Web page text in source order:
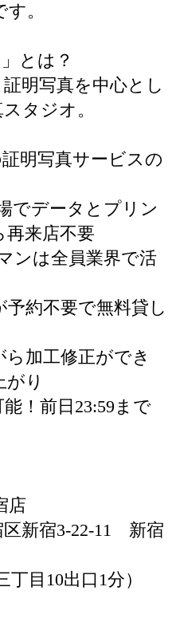
。
とは？
明写真を中心とし
タジオ。
明写真サービスの
でデータとプリン
再来店不要
ンは全員業界で活
予約不要で無料貸し
ら加工修正ができ
り
！前日23:59まで
店
区新宿3-22-11 新宿
丁目10出口1分）